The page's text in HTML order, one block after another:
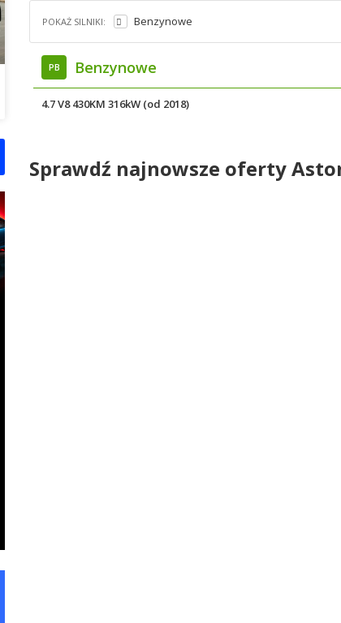
POKAŻ SILNIKI: Benzynowe
PB Benzynowe
4.7 V8 430KM 316kW (od 2018)
Sprawdź najnowsze oferty